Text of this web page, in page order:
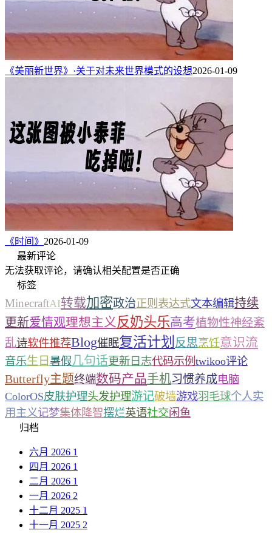
《美丽新世界》·关于对未来世界模式的设想2026-01-09
《时间》 2026-01-09
最新评论
无法获取评论，请确认相关配置是否正确
标签
MinecraftAI转载加密政治正则表达式文本编辑持续
更新爱情观理想主义 反奶头乐高考植物性神经紊
乱诗软件推荐Blog催眠复活计划 反思烹饪意识流
音乐生日 暑假几句话更新日志代码示例 twikoo评论
Butterfly主题终端数码产品手机习惯养成电脑
ColorOS皮肤护理头发护理游记破墙游戏羽毛球个人实
用主义记梦集体降智摆烂英语社交闲鱼
归档
六月 2026 1
四月 2026 1
二月 2026 1
一月 2026 2
十二月 2025 1
十一月 2025 2